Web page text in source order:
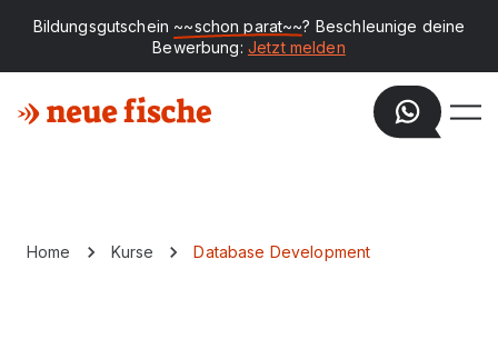
Bildungsgutschein ~~schon parat~~? Beschleunige deine
Bewerbung: Jetzt melden
Home Kurse Database Development